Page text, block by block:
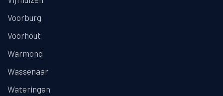
Voorburg
Voorhout
Warmond
Wassenaar
Wateringen